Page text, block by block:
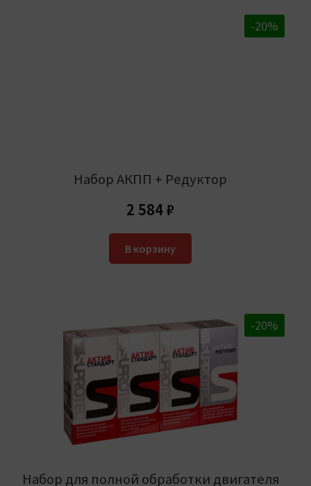
-20%
Набор АКПП + Редуктор
2 584₽
В корзину
-20%
Набор для полной обработки двигателя